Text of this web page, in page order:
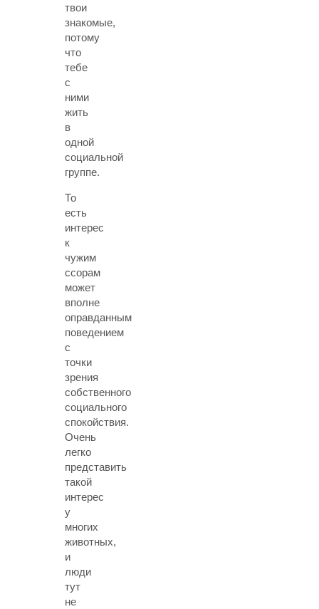
твои
знакомые,
потому
что
тебе
с
ними
жить
в
одной
социальной
группе.
То
есть
интерес
к
чужим
ссорам
может
вполне
оправданным
поведением
с
точки
зрения
собственного
социального
спокойствия.
Очень
легко
представить
такой
интерес
у
многих
животных,
и
люди
тут
не